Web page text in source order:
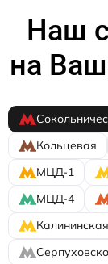
Наш
на
Кольцевая
МЦД-1
МЦД-4
Калининская